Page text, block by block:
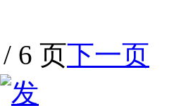
/ 6 页下一页